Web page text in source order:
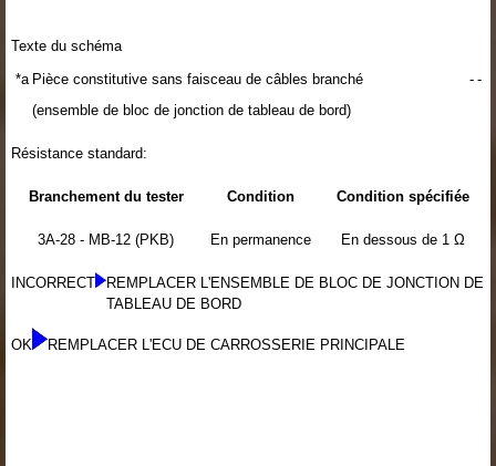
Texte du schéma
*a Pièce constitutive sans faisceau de câbles branché
(ensemble de bloc de jonction de tableau de bord)
- -
Résistance standard:
Branchement du tester Condition Condition spécifiée
3A-28 - MB-12 (PKB) En permanence En dessous de 1 Ω
INCORRECT
REMPLACER L'ENSEMBLE DE BLOC DE JONCTION DE
TABLEAU DE BORD
OK REMPLACER L'ECU DE CARROSSERIE PRINCIPALE